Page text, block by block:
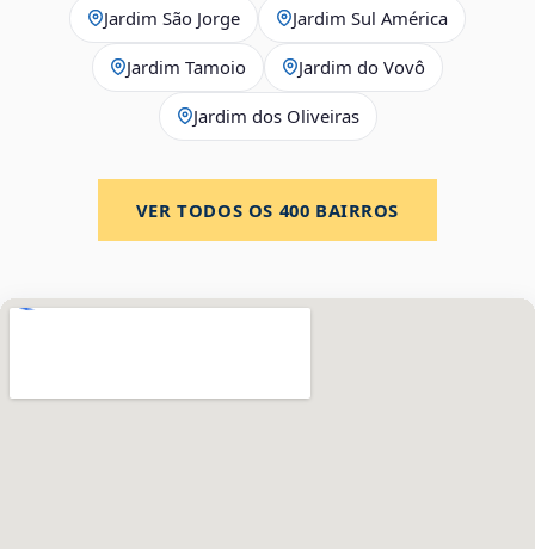
Jardim São Jorge Jardim Sul América
Jardim Tamoio Jardim do Vovô
Jardim dos Oliveiras
VER TODOS OS 400 BAIRROS